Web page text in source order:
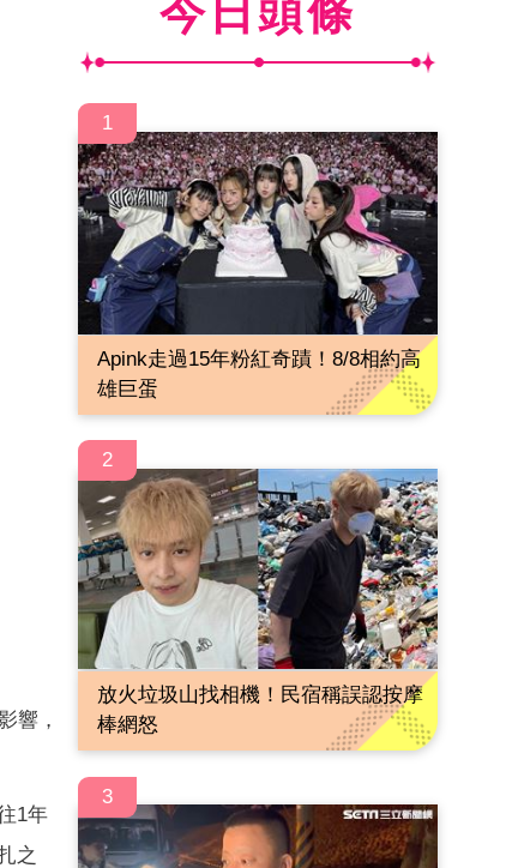
響，
1年
之
今日頭條
1
Apink走過15年粉紅奇蹟！8/8相約高
雄巨蛋
2
放火垃圾山找相機！民宿稱誤認按摩
棒網怒
3